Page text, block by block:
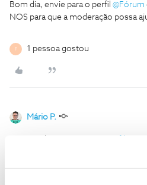
Bom dia, envie para o perfil @Fórum
NOS para que a moderação possa
F 1 pessoa gostou
Mário P.